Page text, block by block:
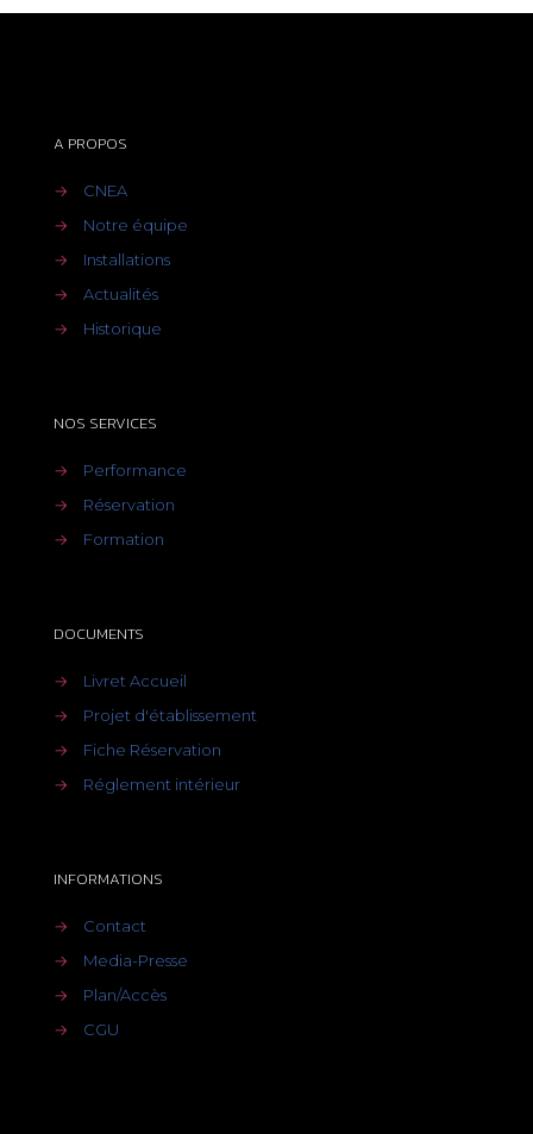
A PROPOS
→
CNEA
→
Notre équipe
→
Installations
→
Actualités
→
Historique
NOS SERVICES
→
Performance
→
Réservation
→
Formation
DOCUMENTS
→
Livret Accueil
→
Projet d'établissement
→
Fiche Réservation
→
Réglement intérieur
INFORMATIONS
→
Contact
→
Media-Presse
→
Plan/Accès
→
CGU